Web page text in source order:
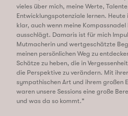
vieles über mich, meine Werte,
Entwicklungspotenziale lernen. Heute
klar, auch wenn meine
ausschlägt. Damaris ist für mich
Mutmacherin und wertgeschätzte
meinen persönlichen Weg zu
Schätze zu heben, die in
die Perspektive zu verändern. Mit
sympathischen Art und ihrem großen
waren unsere Sessions eine große
und was da so kommt."